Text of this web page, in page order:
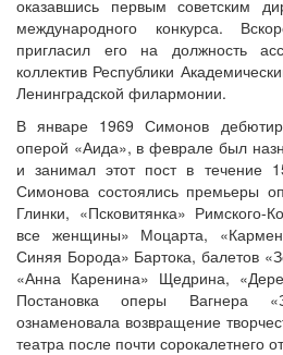
оказавшись первым советским
международного конкурса.
пригласил его на должность
коллектив Республики
Ленинградской филармонии.
В январе 1969 Симонов
оперой «Аида», в феврале был
и занимал этот пост в течение
Симонова состоялись премьеры
Глинки, «Псковитянка» Римского-
все женщины» Моцарта,
Синяя Борода» Бартока, балетов
«Анна Каренина» Щедрина,
Постановка оперы Вагнера
ознаменовала возвращение
театра после почти сорокалетнего